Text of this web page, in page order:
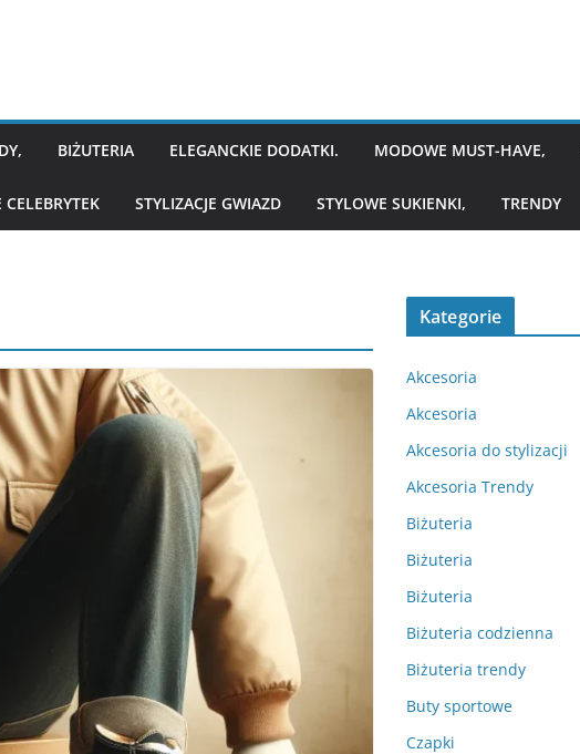
BIŻUTERIA ELEGANCKIE DODATKI. MODOWE MUST-HAVE,
CELEBRYTEK STYLIZACJE GWIAZD STYLOWE SUKIENKI, TRENDY
Kategorie
Akcesoria
Akcesoria
Akcesoria do stylizacji
Akcesoria Trendy
Biżuteria
Biżuteria
Biżuteria
Biżuteria codzienna
Biżuteria trendy
Buty sportowe
Czapki